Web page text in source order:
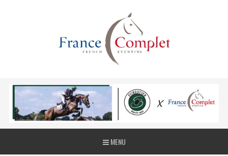
MENU
La journée du complet & le derby cross
indoor reviennent le 23 Janvier 2027 !